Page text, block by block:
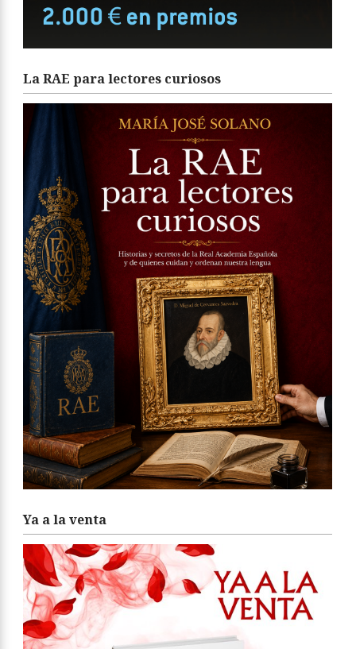
La RAE para lectores curiosos
Ya a la venta